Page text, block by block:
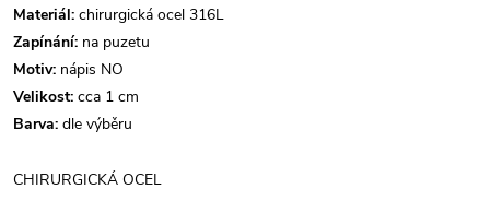
Materiál: chirurgická ocel 316L
Zapínání: na puzetu
Motiv: nápis NO
Velikost: cca 1 cm
Barva: dle výběru
CHIRURGICKÁ OCEL